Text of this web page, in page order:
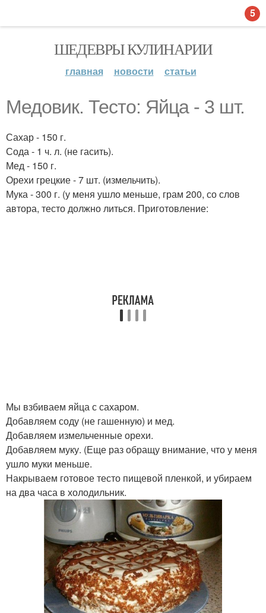
ШЕДЕВРЫ КУЛИНАРИИ
главная новости статьи
Медовик. Тесто: Яйца - 3 шт.
Сахар - 150 г.
Сода - 1 ч. л. (не гасить).
Мед - 150 г.
Орехи грецкие - 7 шт. (измельчить).
Мука - 300 г. (у меня ушло меньше, грам 200, со слов
автора, тесто должно литься. Приготовление:
Мы взбиваем яйца с сахаром.
Добавляем соду (не гашенную) и мед.
Добавляем измельченные орехи.
Добавляем муку. (Еще раз обращу внимание, что у меня
ушло муки меньше.
Накрываем готовое тесто пищевой пленкой, и убираем
на два часа в холодильник.
5